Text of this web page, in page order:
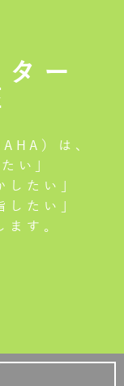
ー
）は、
い」
したい」
したい」
ます。